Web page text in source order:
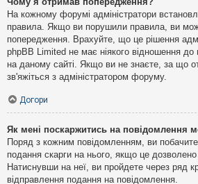
На кожному форумі адміністратори
правила. Якщо ви порушили правила, ви
попередження. Врахуйте, що це рішення
phpBB Limited не має ніякого відношення
на даному сайті. Якщо ви не знаєте, за що
зв'яжіться з адміністратором форуму.
Догори
Як мені поскаржитись на повідомлення
Поряд з кожним повідомленням, ви
подання скарги на нього, якщо це дозволено
Натиснувши на неї, ви пройдете через ряд
відправлення подання на повідомлення.